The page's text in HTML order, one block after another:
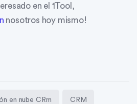
en el 1Tool,
nosotros hoy mismo!
en nube CRm CRM